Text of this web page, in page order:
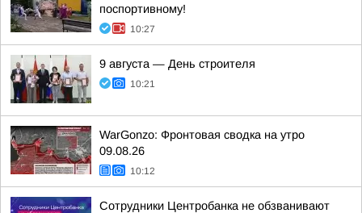
поспортивному!
10:27
9 августа — День строителя
10:21
WarGonzo: Фронтовая сводка на утро
09.08.26
10:12
Сотрудники Центробанка не обзванивают